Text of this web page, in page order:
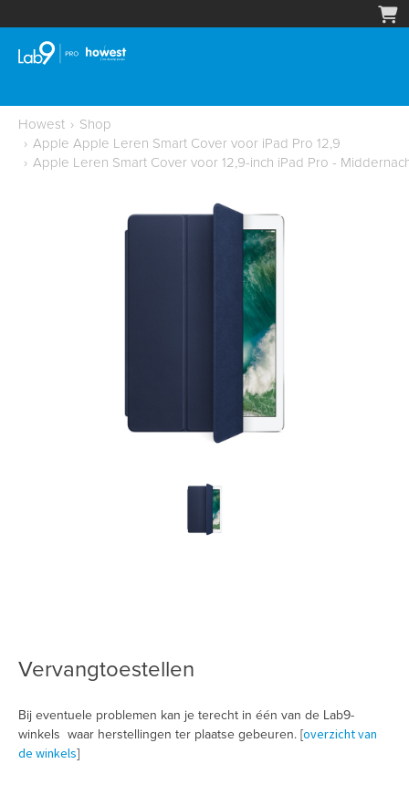
Howest › Shop
› Apple Apple Leren Smart Cover voor iPad Pro 12,9
› Apple Leren Smart Cover voor 12,9-inch iPad Pro -
Vervangtoestellen
Bij eventuele problemen kan je terecht in één van de Lab9-
winkels waar herstellingen ter plaatse gebeuren. [overzicht van
de winkels]